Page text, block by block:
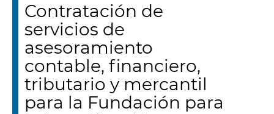
Contratación de
servicios de
asesoramiento
contable, financiero,
tributario y mercantil
para la Fundación para